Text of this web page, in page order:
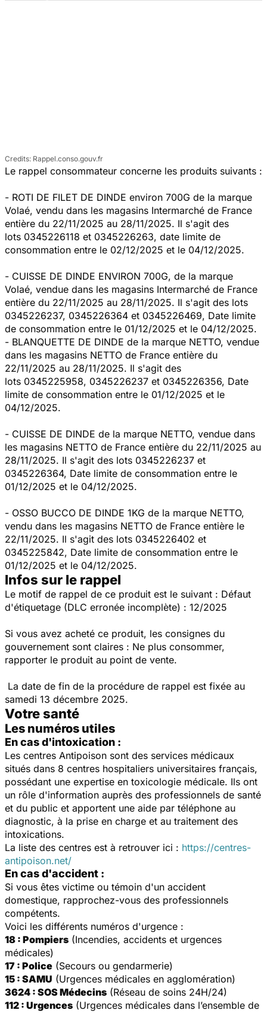
Rappel.conso.gouv.fr
Le rappel consommateur concerne les produits suivants :
- ROTI DE FILET DE DINDE environ 700G de la marque
Volaé, vendu dans les magasins Intermarché de France
entière du 22/11/2025 au 28/11/2025. Il s'agit des
lots 0345226118 et 0345226263, date limite de
consommation entre le 02/12/2025 et le 04/12/2025.
- CUISSE DE DINDE ENVIRON 700G, de la marque
Volaé, vendue dans les magasins Intermarché de France
entière du 22/11/2025 au 28/11/2025. Il s'agit des lots
0345226237, 0345226364 et 0345226469, Date limite
de consommation entre le 01/12/2025 et le 04/12/2025.
- BLANQUETTE DE DINDE de la marque NETTO, vendue
dans les magasins NETTO de France entière du
22/11/2025 au 28/11/2025. Il s'agit des
lots 0345225958, 0345226237 et 0345226356, Date
limite de consommation entre le 01/12/2025 et le
04/12/2025.
- CUISSE DE DINDE de la marque NETTO, vendue dans
les magasins NETTO de France entière du 22/11/2025 au
28/11/2025. Il s'agit des lots 0345226237 et
0345226364, Date limite de consommation entre le
01/12/2025 et le 04/12/2025.
- OSSO BUCCO DE DINDE 1KG de la marque NETTO,
vendu dans les magasins NETTO de France entière le
22/11/2025. Il s'agit des lots 0345226402 et
0345225842, Date limite de consommation entre le
01/12/2025 et le 04/12/2025.
Infos sur le rappel
Le motif de rappel de ce produit est le suivant : Défaut
d'étiquetage (DLC erronée incomplète) : 12/2025
Si vous avez acheté ce produit, les consignes du
gouvernement sont claires : Ne plus consommer,
rapporter le produit au point de vente.
La date de fin de la procédure de rappel est fixée au
samedi 13 décembre 2025.
Votre santé
Les numéros utiles
En cas d'intoxication :
Les centres Antipoison sont des services médicaux
situés dans 8 centres hospitaliers universitaires français,
possédant une expertise en toxicologie médicale. Ils ont
un rôle d'information auprès des professionnels de santé
et du public et apportent une aide par téléphone au
diagnostic, à la prise en charge et au traitement des
intoxications.
La liste des centres est à retrouver ici : https://centres-
antipoison.net/
En cas d'accident :
Si vous êtes victime ou témoin d'un accident
domestique, rapprochez-vous des professionnels
compétents.
Voici les différents numéros d'urgence :
18 : Pompiers (Incendies, accidents et urgences
médicales)
17 : Police (Secours ou gendarmerie)
15 : SAMU (Urgences médicales en agglomération)
3624 : SOS Médecins (Réseau de soins 24H/24)
112 : Urgences (Urgences médicales dans l’ensemble de